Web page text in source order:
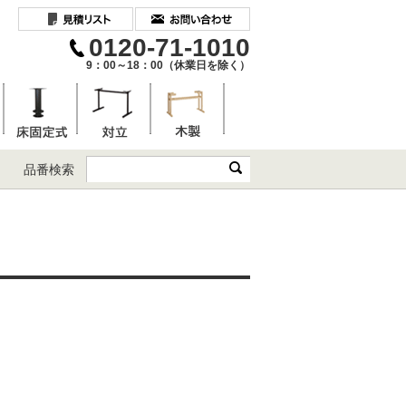
0120-71-1010
9：00～18：00（休業日を除く）
品番検索